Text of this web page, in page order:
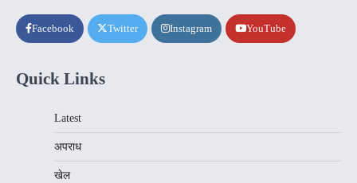
Facebook Twitter Instagram YouTube
Quick Links
Latest
अपराध
खेल